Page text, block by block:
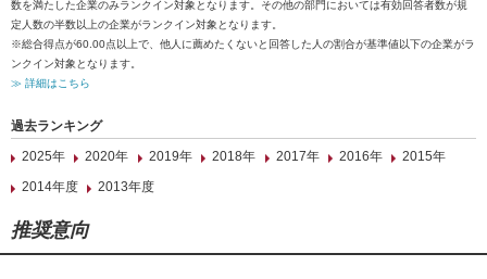
数を満たした企業のみランクイン対象となります。その他の部門においては有効回答者数が規
定人数の半数以上の企業がランクイン対象となります。
※総合得点が60.00点以上で、他人に薦めたくないと回答した人の割合が基準値以下の企業がラ
ンクイン対象となります。
≫ 詳細はこちら
過去ランキング
2025年
2020年 2019年 2018年 2017年 2016年
2015年
2014年度
2013年度
推奨意向